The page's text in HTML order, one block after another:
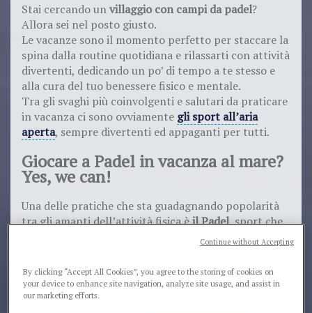
Stai cercando unvillaggio con campi da padel?
Allora sei nel posto giusto.
Le vacanze sono il momento perfetto per staccare la
spina dalla routine quotidiana e rilassarti con attività
divertenti, dedicando un po’ di tempo a te stesso e
alla cura del tuo benessere fisico e mentale.
Tra gli svaghi più coinvolgenti e salutari da praticare
in vacanza ci sono ovviamente gli sport all’aria
aperta, sempre divertenti ed appaganti per tutti.
Giocare a Padel in vacanza al mare?
Yes, we can!
Una delle pratiche che sta guadagnando popolarità
tra gli amanti dell’attività fisica èil Padel, sport che
combina elementi del tennis e dello squash ed è
pareti di vetro e recinti in metallo. Il padel è un gioco
divertente e adatto a tutti i livelli di abilità, in cui
l’obiettivo è uno e semplice: colpire la palla oltre la
By clicking “Accept All Cookies”, you agree to the storing of cookies on
your device to enhance site navigation, analyze site usage, and assist in
our marketing efforts.
Continue without Accepting